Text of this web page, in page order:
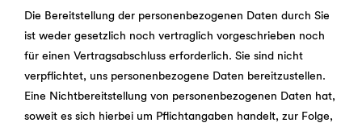
Die Bereitstellung der personenbezogenen Daten durch Sie
ist weder gesetzlich noch vertraglich vorgeschrieben noch
für einen Vertragsabschluss erforderlich. Sie sind nicht
verpflichtet, uns personenbezogene Daten bereitzustellen.
Eine Nichtbereitstellung von personenbezogenen Daten hat,
soweit es sich hierbei um Pflichtangaben handelt, zur Folge,